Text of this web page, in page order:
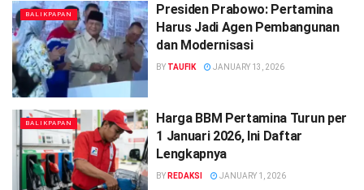
BALIKPAPAN
Presiden Prabowo: Pertamina
Harus Jadi Agen Pembangunan
dan Modernisasi
BY TAUFIK JANUARY 13, 2026
BALIKPAPAN
Harga BBM Pertamina Turun per
1 Januari 2026, Ini Daftar
Lengkapnya
BY REDAKSI JANUARY 1, 2026